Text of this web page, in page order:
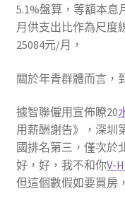
5.1%盤算，等額本息
月供支出比作為尺度
25084元/月，
關於年青群體而言，
據智聯僱用宣佈瞭20
用薪酬謝告》，深圳
國排名第三，僅次於
好，好，我不和你V-
但這個數假如要買房